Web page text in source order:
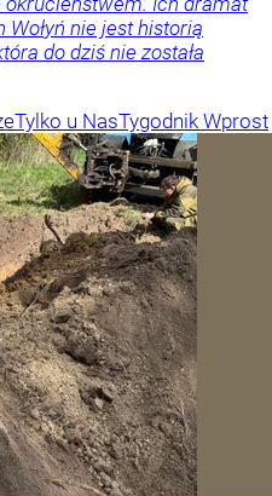
nie jest historią
do dziś nie została
Tylko u NasTygodnik Wprost